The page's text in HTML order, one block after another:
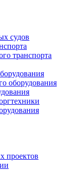
судов
транспорта
оборудования
проектов